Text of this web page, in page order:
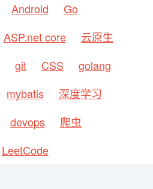
Android
Go
ASP.net core
云原生
git CSS
golang
mybatis
深度学习
devops
爬虫
LeetCode